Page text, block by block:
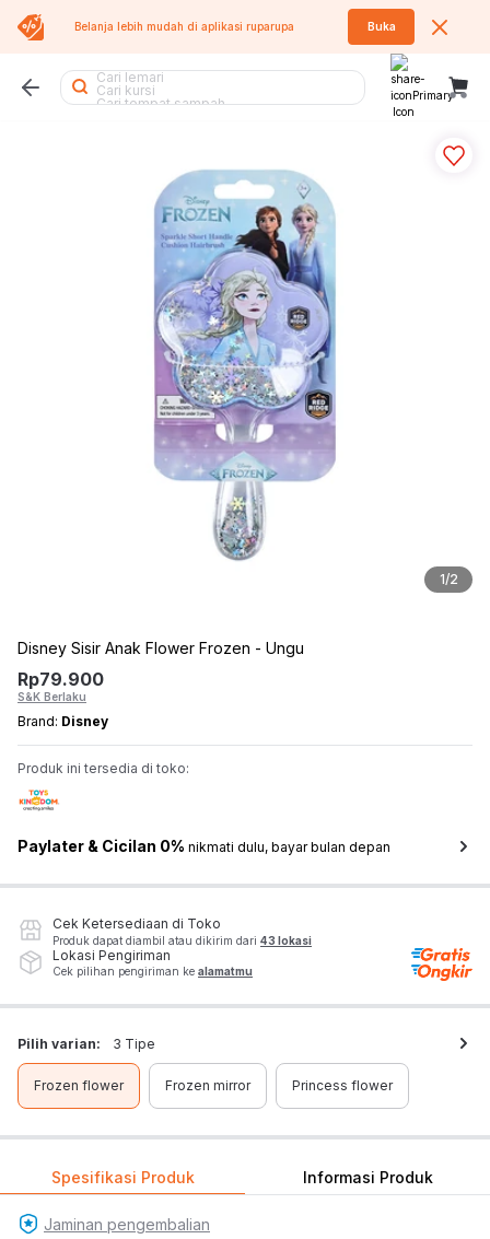
Belanja lebih mudah di aplikasi ruparupa Buka
Cari lemari pakaian
Cari kursi
Cari tempat sampah
Cari rak besi
Cari kursi kantor
Cari tangga
Cari tumbler
Cari rak sepatu
Cari sofa bed
Cari rak buku
Cari meja belajar
Cari rak piring
Cari meja makan
Cari kasur
Cari air purifier
1/2
Disney Sisir Anak Flower Frozen - Ungu
Rp79.900
S&K Berlaku
Brand: Disney
Produk ini tersedia di toko:
Paylater & Cicilan 0% nikmati dulu, bayar bulan depan
Cek Ketersediaan di Toko
Produk dapat diambil atau dikirim dari 43 lokasi
Lokasi Pengiriman
Cek pilihan pengiriman ke alamatmu
Pilih varian: 3 Tipe
Frozen flower Frozen mirror Princess flower
Spesifikasi Produk Informasi Produk
Jaminan pengembalian